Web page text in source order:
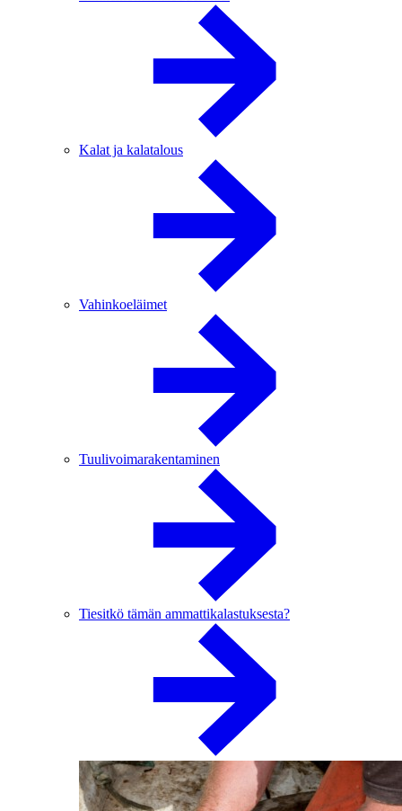
Kalat ja kalatalous
Vahinkoeläimet
Tuulivoimarakentaminen
Tiesitkö tämän ammattikalastuksesta?